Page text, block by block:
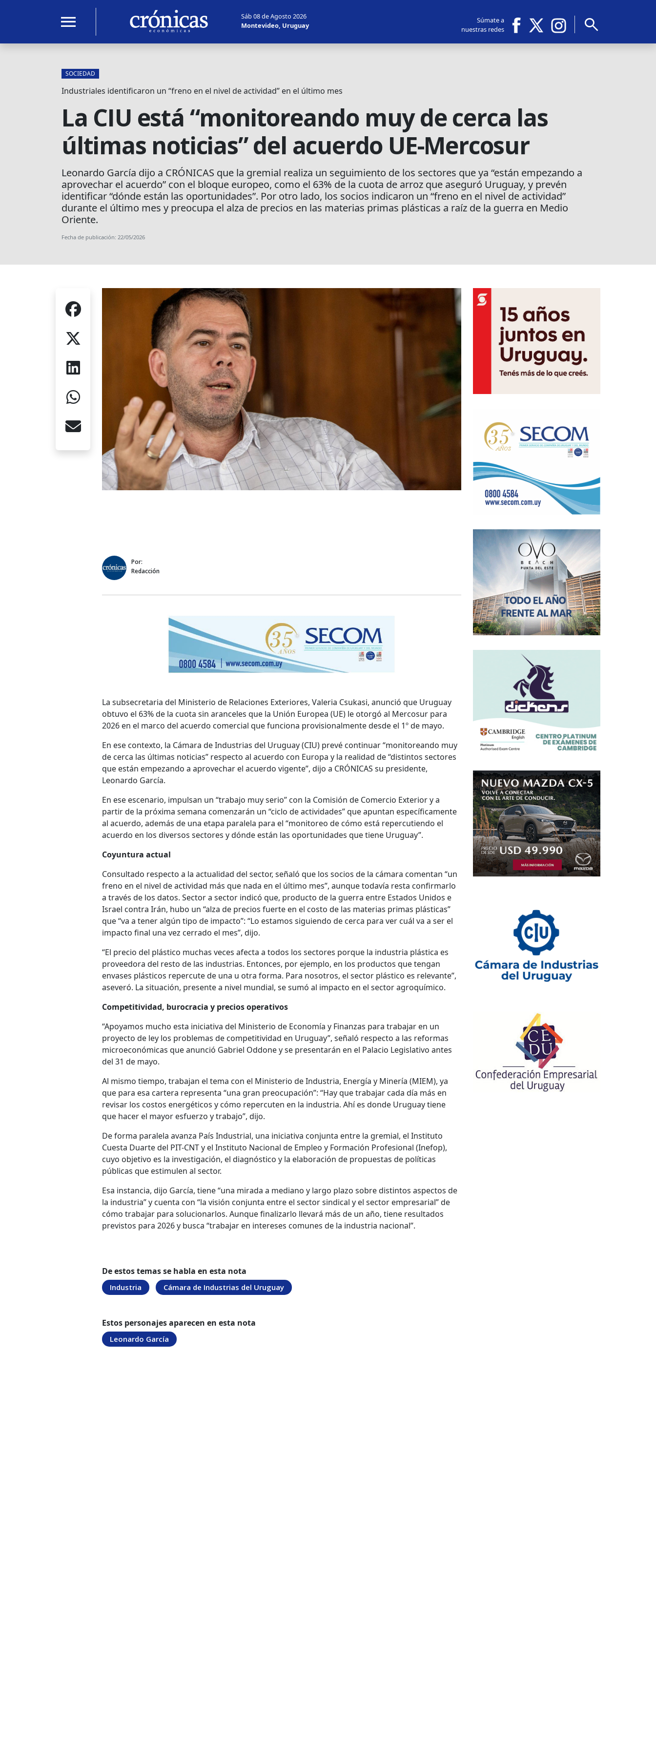
menu
Sáb 08 de Agosto 2026
Montevideo, Uruguay
Súmate a
nuestras redes
search
SOCIEDAD
Industriales identificaron un “freno en el nivel de actividad” en el último mes
La CIU está “monitoreando muy de cerca las
últimas noticias” del acuerdo UE-Mercosur
Leonardo García dijo a CRÓNICAS que la gremial realiza un seguimiento de los sectores que ya “están empezando a
aprovechar el acuerdo” con el bloque europeo, como el 63% de la cuota de arroz que aseguró Uruguay, y prevén
identificar “dónde están las oportunidades”. Por otro lado, los socios indicaron un “freno en el nivel de actividad”
durante el último mes y preocupa el alza de precios en las materias primas plásticas a raíz de la guerra en Medio
Oriente.
Fecha de publicación: 22/05/2026
Por:
Redacción
La subsecretaria del Ministerio de Relaciones Exteriores, Valeria Csukasi, anunció que Uruguay
obtuvo el 63% de la cuota sin aranceles que la Unión Europea (UE) le otorgó al Mercosur para
2026 en el marco del acuerdo comercial que funciona provisionalmente desde el 1º de mayo.
En ese contexto, la Cámara de Industrias del Uruguay (CIU) prevé continuar “monitoreando muy
de cerca las últimas noticias” respecto al acuerdo con Europa y la realidad de “distintos sectores
que están empezando a aprovechar el acuerdo vigente”, dijo a CRÓNICAS su presidente,
Leonardo García.
En ese escenario, impulsan un “trabajo muy serio” con la Comisión de Comercio Exterior y a
partir de la próxima semana comenzarán un “ciclo de actividades” que apuntan específicamente
al acuerdo, además de una etapa paralela para el “monitoreo de cómo está repercutiendo el
acuerdo en los diversos sectores y dónde están las oportunidades que tiene Uruguay”.
Coyuntura actual
Consultado respecto a la actualidad del sector, señaló que los socios de la cámara comentan “un
freno en el nivel de actividad más que nada en el último mes”, aunque todavía resta confirmarlo
a través de los datos. Sector a sector indicó que, producto de la guerra entre Estados Unidos e
Israel contra Irán, hubo un “alza de precios fuerte en el costo de las materias primas plásticas”
que “va a tener algún tipo de impacto”: “Lo estamos siguiendo de cerca para ver cuál va a ser el
impacto final una vez cerrado el mes”, dijo.
“El precio del plástico muchas veces afecta a todos los sectores porque la industria plástica es
proveedora del resto de las industrias. Entonces, por ejemplo, en los productos que tengan
envases plásticos repercute de una u otra forma. Para nosotros, el sector plástico es relevante”,
aseveró. La situación, presente a nivel mundial, se sumó al impacto en el sector agroquímico.
Competitividad, burocracia y precios operativos
“Apoyamos mucho esta iniciativa del Ministerio de Economía y Finanzas para trabajar en un
proyecto de ley los problemas de competitividad en Uruguay”, señaló respecto a las reformas
microeconómicas que anunció Gabriel Oddone y se presentarán en el Palacio Legislativo antes
del 31 de mayo.
Al mismo tiempo, trabajan el tema con el Ministerio de Industria, Energía y Minería (MIEM), ya
que para esa cartera representa “una gran preocupación”: “Hay que trabajar cada día más en
revisar los costos energéticos y cómo repercuten en la industria. Ahí es donde Uruguay tiene
que hacer el mayor esfuerzo y trabajo”, dijo.
De forma paralela avanza País Industrial, una iniciativa conjunta entre la gremial, el Instituto
Cuesta Duarte del PIT-CNT y el Instituto Nacional de Empleo y Formación Profesional (Inefop),
cuyo objetivo es la investigación, el diagnóstico y la elaboración de propuestas de políticas
públicas que estimulen al sector.
Esa instancia, dijo García, tiene “una mirada a mediano y largo plazo sobre distintos aspectos de
la industria” y cuenta con “la visión conjunta entre el sector sindical y el sector empresarial” de
cómo trabajar para solucionarlos. Aunque finalizarlo llevará más de un año, tiene resultados
previstos para 2026 y busca “trabajar en intereses comunes de la industria nacional”.
De estos temas se habla en esta nota
Industria Cámara de Industrias del Uruguay
Estos personajes aparecen en esta nota
Leonardo García